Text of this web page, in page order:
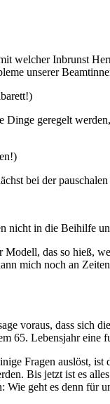
welcher Inbrunst
unserer
geregelt
bei der
nicht in die Beihilfe
das so hieß,
mich noch an
voraus, dass
65. Lebensjahr eine
Fragen auslöst,
Bis jetzt ist es
geht es denn